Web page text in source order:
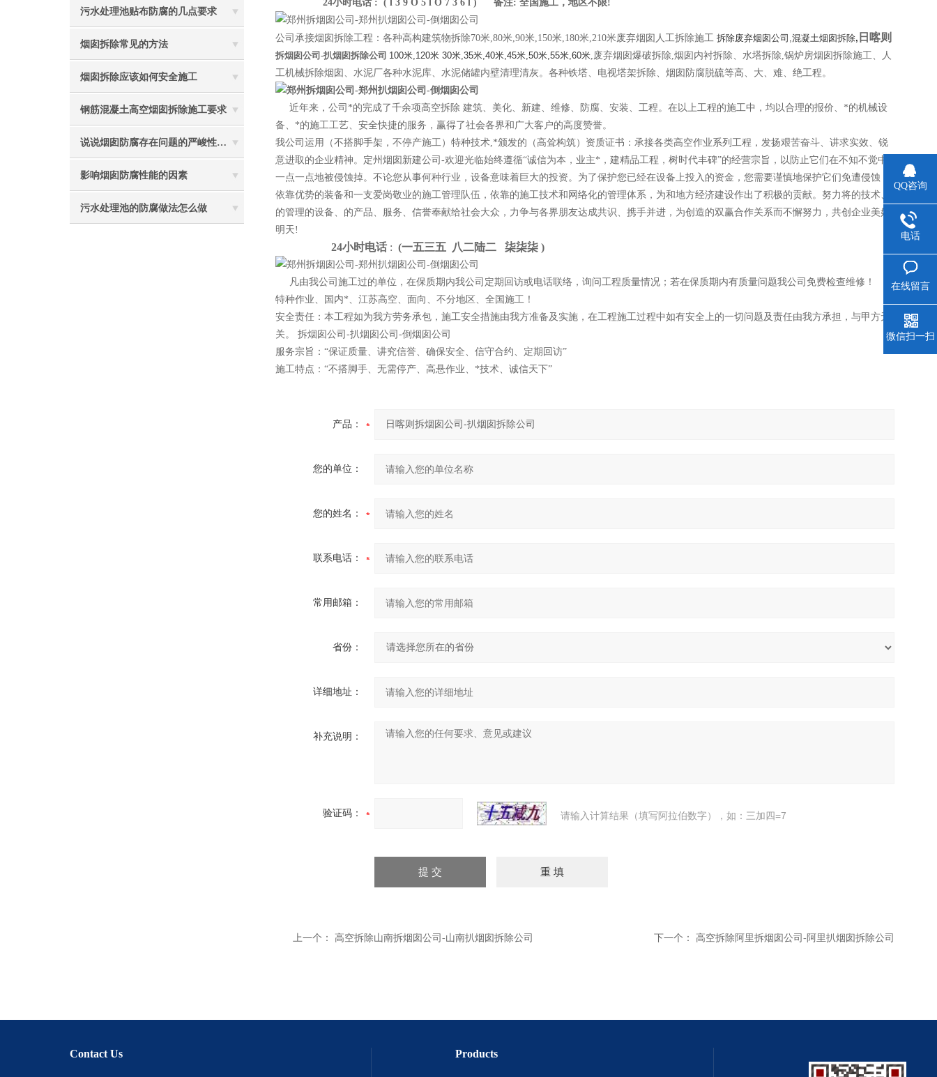
污水处理池贴布防腐的几点要求
烟囱拆除常见的方法
烟囱拆除应该如何安全施工
钢筋混凝土高空烟囱拆除施工要求
说说烟囱防腐存在问题的严峻性体现在哪些方面
影响烟囱防腐性能的因素
污水处理池的防腐做法怎么做
24小时电话 : ( l 3 9 O 5 l O 7 3 6 l ) 备注: 全国施工，地区不限!
公司承接烟囱拆除工程：各种高构建筑物拆除70米,80米,90米,150米,180米,210米废弃烟囱人工拆除施工 拆除废弃烟囱公司,混凝土烟囱拆除, 日喀则
拆烟囱公司-扒烟囱拆除公司 100米,120米 30米,35米,40米,45米,50米,55米,60米,废弃烟囱爆破拆除,烟囱内衬拆除、水塔拆除,锅炉房烟囱拆除施工、人
工机械拆除烟囱、水泥厂各种水泥库、水泥储罐内壁清理清灰。各种铁塔、电视塔架拆除、烟囱防腐脱硫等高、大、难、绝工程。
近年来，公司*的完成了千余项高空拆除 建筑、美化、新建、维修、防腐、安装、工程。在以上工程的施工中，均以合理的报价、*的机械设
备、*的施工工艺、安全快捷的服务，赢得了社会各界和广大客户的高度赞誉。
我公司运用（不搭脚手架，不停产施工）特种技术,*颁发的（高耸构筑）资质证书：承接各类高空作业系列工程，发扬艰苦奋斗、讲求实效、锐
意进取的企业精神。定州烟囱新建公司-欢迎光临始终遵循“诚信为本，业主*，建精品工程，树时代丰碑”的经营宗旨，以防止它们在不知不觉中
一点一点地被侵蚀掉。不论您从事何种行业，设备意味着巨大的投资。为了保护您已经在设备上投入的资金，您需要谨慎地保护它们免遭侵蚀，
依靠优势的装备和一支爱岗敬业的施工管理队伍，依靠的施工技术和网络化的管理体系，为和地方经济建设作出了积极的贡献。努力将的技术、
的管理的设备、的产品、服务、信誉奉献给社会大众，力争与各界朋友达成共识、携手并进，为创造的双赢合作关系而不懈努力，共创企业美好
明天!
24小时电话 : (一五三五 八二陆二 柒柒柒 )
凡由我公司施工过的单位，在保质期内我公司定期回访或电话联络，询问工程质量情况；若在保质期内有质量问题我公司免费检查维修！
特种作业、国内*、江苏高空、面向、不分地区、全国施工！
安全责任：本工程如为我方劳务承包，施工安全措施由我方准备及实施，在工程施工过程中如有安全上的一切问题及责任由我方承担，与甲方无
关。 拆烟囱公司-扒烟囱公司-倒烟囱公司
服务宗旨：“保证质量、讲究信誉、确保安全、信守合约、定期回访”
施工特点：“不搭脚手、无需停产、高悬作业、*技术、诚信天下”
产品：
您的单位：
您的姓名：
联系电话：
常用邮箱：
省份：
详细地址：
补充说明：
验证码： 请输入计算结果（填写阿拉伯数字），如：三加四=7
上一个： 高空拆除山南拆烟囱公司-山南扒烟囱拆除公司 下一个： 高空拆除阿里拆烟囱公司-阿里扒烟囱拆除公司
Contact Us Products
QQ咨询
电话
在线留言
微信扫一扫